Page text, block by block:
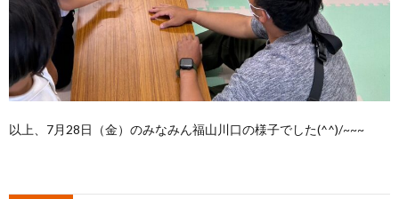
以上、7月28日（金）のみなみん福山川口の様子でした(^^)/~~~